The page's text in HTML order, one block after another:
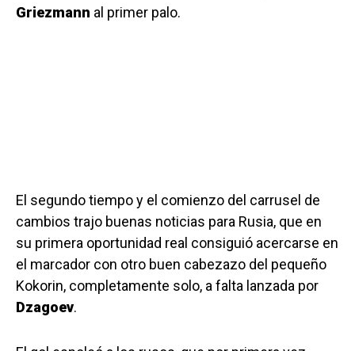
Griezmann al primer palo.
El segundo tiempo y el comienzo del carrusel de
cambios trajo buenas noticias para Rusia, que en
su primera oportunidad real consiguió acercarse en
el marcador con otro buen cabezazo del pequeño
Kokorin, completamente solo, a falta lanzada por
Dzagoev.